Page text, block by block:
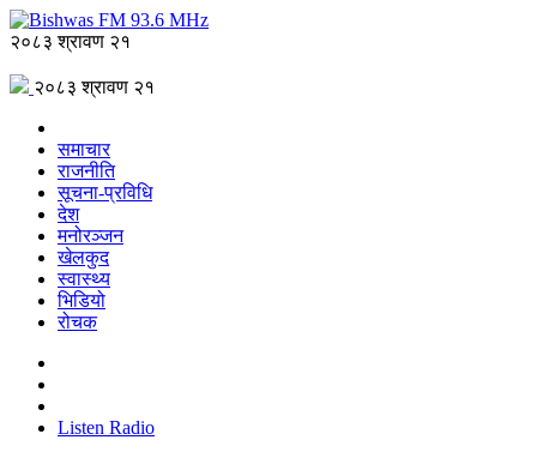
२०८३ श्रावण २१
२०८३ श्रावण २१
समाचार
राजनीति
सूचना-प्रविधि
देश
मनोरञ्जन
खेलकुद
स्वास्थ्य
भिडियो
रोचक
Listen Radio